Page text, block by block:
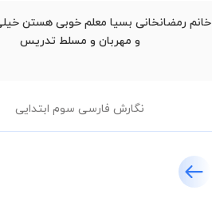
خانم رمضانخانی بسیا معلم خوبی هستن
و مهربان و مسلط تدریس
نگارش فارسی سوم ابتدایی